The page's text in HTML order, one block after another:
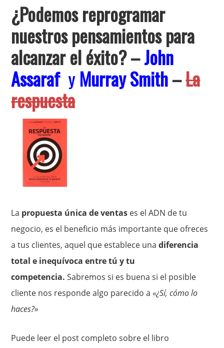
¿Podemos reprogramar
nuestros pensamientos para
alcanzar el éxito?–John
Assaraf yMurray Smith–La
respuesta
La propuesta única de ventas es el ADN de tu
negocio, es el beneficio más importante que ofreces
a tus clientes, aquel que establece unadiferencia
total e inequívoca entre tú y tu
competencia.Sabremos si es buena si el posible
cliente nos responde algo parecido a«¿Sí, cómo lo
haces?»
Puede leer el post completo sobre el libro